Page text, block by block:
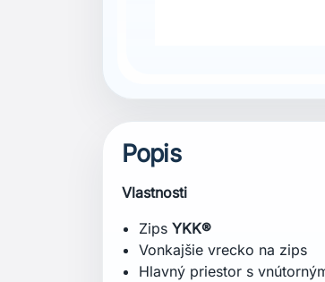
Popis
Vlastnosti
Zips YKK®
Vonkajšie vrecko na zips
Hlavný priestor s